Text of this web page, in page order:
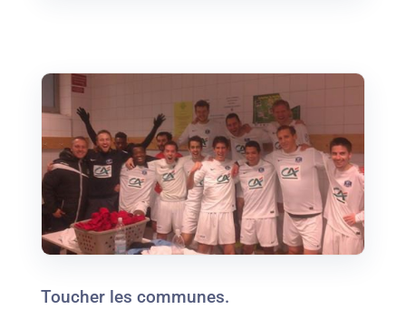
Toucher les communes.